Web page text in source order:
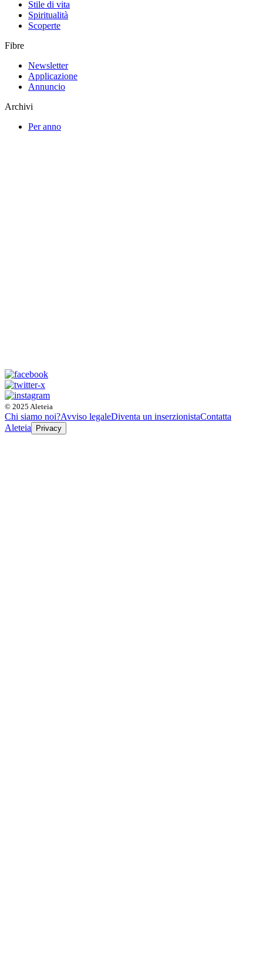
Stile di vita
Spiritualità
Scoperte
Fibre
Newsletter
Applicazione
Annuncio
Archivi
Per anno
© 2025 Aleteia
Chi siamo noi?Avviso legaleDiventa un inserzionistaContatta
Aleteia
Privacy